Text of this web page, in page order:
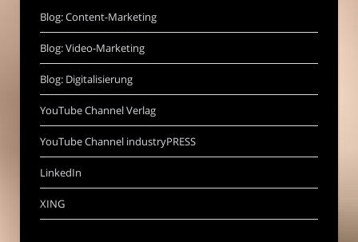
Blog: Content-Marketing
Blog: Video-Marketing
Blog: Digitalisierung
YouTube Channel Verlag
YouTube Channel industryPRESS
LinkedIn
XING